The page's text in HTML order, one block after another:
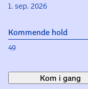
1. sep. 2026
Kommende hold
49
Kom i gang